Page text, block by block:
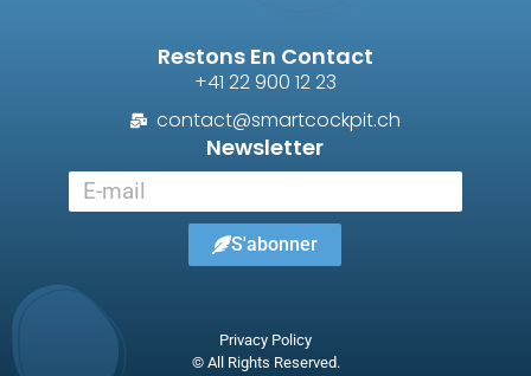
Restons En Contact
+41 22 900 12 23
contact@smartcockpit.ch
Newsletter
S'abonner
Privacy Policy
© All Rights Reserved.